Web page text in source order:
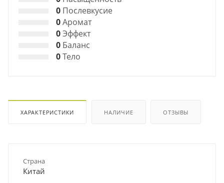
0 Послевкусие
0Аромат
0Эффект
0 Баланс
0Тело
ХАРАКТЕРИСТИКИ НАЛИЧИЕ ОТЗЫВЫ
Страна
Китай